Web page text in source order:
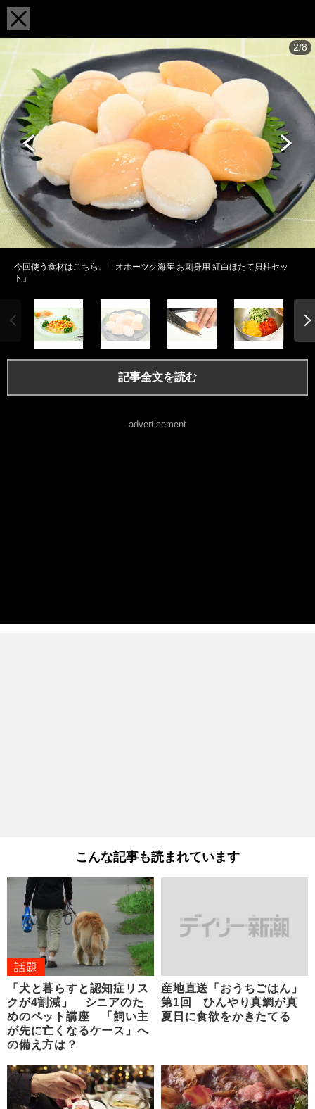
2/8
今回使う食材はこちら。「オホーツク海産 お刺身用 紅白ほたて貝柱セッ
ト」
記事全文を読む
advertisement
こんな記事も読まれています
話題
「犬と暮らすと認知症リス
クが4割減」 シニアのた
めのペット講座 「飼い主
が先に亡くなるケース」へ
の備え方は？
産地直送「おうちごはん」
第1回 ひんやり真鯛が真
夏日に食欲をかきたてる